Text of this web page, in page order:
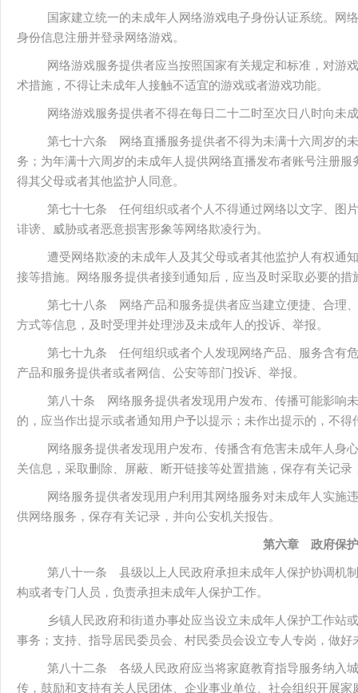
国家建立统一的未成年人网络游戏电子身份认证系统。网
身份信息注册并登录网络游戏。
网络游戏服务提供者应当按照国家有关规定和标准，对游
术措施，不得让未成年人接触不适宜的游戏或者游戏功能。
网络游戏服务提供者不得在每日二十二时至次日八时向未
第七十六条 网络直播服务提供者不得为未满十六周岁的
务；为年满十六周岁的未成年人提供网络直播发布者账号注册
得其父母或者其他监护人同意。
第七十七条 任何组织或者个人不得通过网络以文字、图
诽谤、威胁或者恶意损害形象等网络欺凌行为。
遭受网络欺凌的未成年人及其父母或者其他监护人有权通
接等措施。网络服务提供者接到通知后，应当及时采取必要的
第七十八条 网络产品和服务提供者应当建立便捷、合理
方式等信息，及时受理并处理涉及未成年人的投诉、举报。
第七十九条 任何组织或者个人发现网络产品、服务含有
产品和服务提供者或者网信、公安等部门投诉、举报。
第八十条 网络服务提供者发现用户发布、传播可能影响
的，应当作出提示或者通知用户予以提示；未作出提示的，不得
网络服务提供者发现用户发布、传播含有危害未成年人身
关信息，采取删除、屏蔽、断开链接等处置措施，保存有关记
网络服务提供者发现用户利用其网络服务对未成年人实施
供网络服务，保存有关记录，并向公安机关报告。
第六章 政府保
第八十一条 县级以上人民政府承担未成年人保护协调机
构或者专门人员，负责承担未成年人保护工作。
乡镇人民政府和街道办事处应当设立未成年人保护工作站
事务；支持、指导居民委员会、村民委员会设立专人专岗，做好
第八十二条 各级人民政府应当将家庭教育指导服务纳入
传，鼓励和支持有关人民团体、企业事业单位、社会组织开展家